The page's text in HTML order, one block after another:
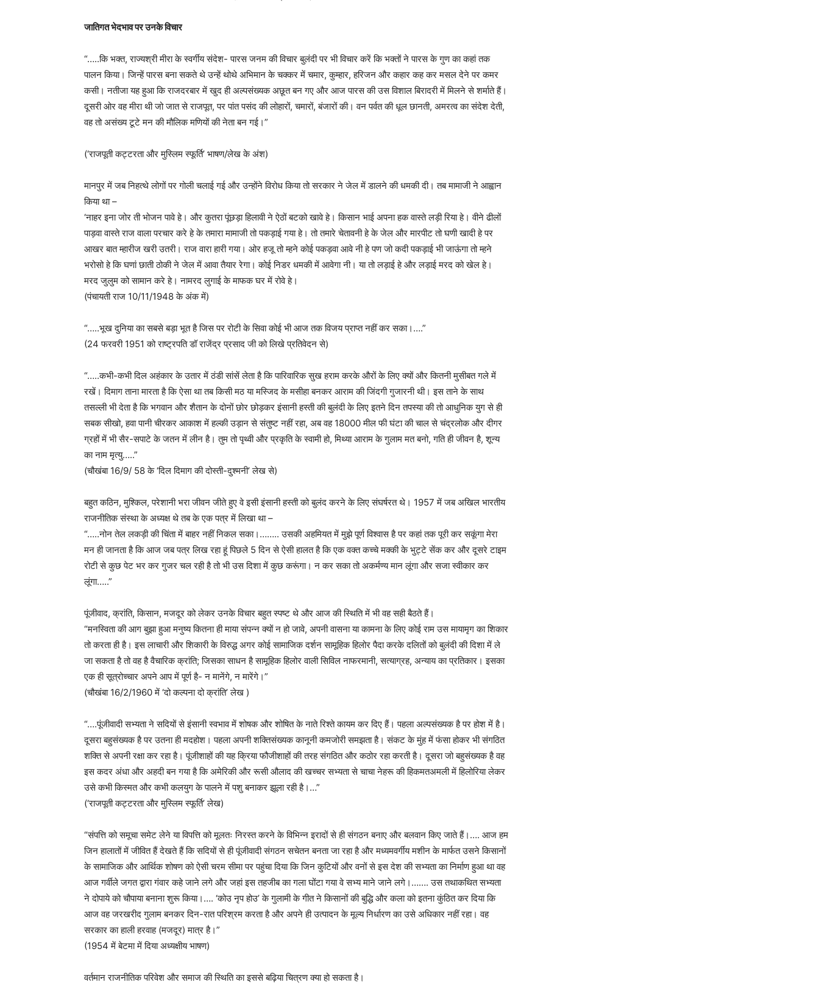
जातिगत भेदभाव पर उनके विचार
“…..कि भक्त, राज्यश्री मीरा के स्वर्गीय संदेश- पारस जनम की विचार बुलंदी पर भी विचार करें कि भक्तों ने पारस के गुण का कहां तक
पालन किया। जिन्हें पारस बना सकते थे उन्हें थोथे अभिमान के चक्कर में चमार, कुम्हार, हरिजन और कहार कह कर मसल देने पर कमर
कसी। नतीजा यह हुआ कि राजदरबार में खुद ही अल्पसंख्यक अछूत बन गए और आज पारस की उस विशाल बिरादरी में मिलने से शर्माते हैं।
दूसरी ओर वह मीरा थी जो जात से राजपूत, पर पांत पसंद की लोहारों, चमारों, बंजारों की। वन पर्वत की धूल छानती, अमरत्व का संदेश देती,
वह तो असंख्य टूटे मन की मौलिक मणियों की नेता बन गई।”
(‘राजपूती कट्टरता और मुस्लिम स्फूर्ति’ भाषण/लेख के अंश)
मानपुर में जब निहत्थे लोगों पर गोली चलाई गई और उन्होंने विरोध किया तो सरकार ने जेल में डालने की धमकी दी। तब मामाजी ने आह्वान
किया था –
‘नाहर इना जोर ती भोजन पावे हे। और कुतरा पूंछड़ा हिलावी ने ऐठों बटको खावे हे। किसान भाई अपना हक वास्ते लड़ी रिया हे। वीने ढीलों
पाड़वा वास्ते राज वाला परचार करे हे के तमारा मामाजी तो पकड़ाई गया हे। तो तमारे चेतावनी हे के जेल और मारपीट तो घणी खादी हे पर
आखर बात म्हारीज खरी उतरी। राज वारा हारी गया। ओर हजू तो म्हने कोई पकड़वा आवे नी हे पण जो कदी पकड़ाई भी जाऊंगा तो म्हने
भरोसो हे कि घणां छाती ठोकी ने जेल में आवा तैयार रेगा। कोई निडर धमकी में आवेगा नी। या तो लड़ाई हे और लड़ाई मरद को खेल हे।
मरद जुलुम को सामान करे हे। नामरद लुगाई के माफक घर में रोवे हे।
(पंचायती राज 10/11/1948 के अंक में)
“…..भूख दुनिया का सबसे बड़ा भूत है जिस पर रोटी के सिवा कोई भी आज तक विजय प्राप्त नहीं कर सका।….”
(24 फरवरी 1951 को राष्ट्रपति डॉ राजेंद्र प्रसाद जी को लिखे प्रतिवेदन से)
“…..कभी-कभी दिल अहंकार के उतार में ठंडी सांसें लेता है कि पारिवारिक सुख हराम करके औरों के लिए क्यों और कितनी मुसीबत गले में
रखें। दिमाग ताना मारता है कि ऐसा था तब किसी मठ या मस्जिद के मसीहा बनकर आराम की जिंदगी गुजारनी थी। इस ताने के साथ
तसल्ली भी देता है कि भगवान और शैतान के दोनों छोर छोड़कर इंसानी हस्ती की बुलंदी के लिए इतने दिन तपस्या की तो आधुनिक युग से ही
सबक सीखो, हवा पानी चीरकर आकाश में हल्की उड़ान से संतुष्ट नहीं रहा, अब वह 18000 मील फी घंटा की चाल से चंद्रलोक और दीगर
ग्रहों में भी सैर-सपाटे के जतन में लीन है। तुम तो पृथ्वी और प्रकृति के स्वामी हो, मिथ्या आराम के गुलाम मत बनो, गति ही जीवन है, शून्य
का नाम मृत्यु…..”
(चौखंबा 16/9/ 58 के ‘दिल दिमाग की दोस्ती-दुश्मनी’ लेख से)
बहुत कठिन, मुश्किल, परेशानी भरा जीवन जीते हुए वे इसी इंसानी हस्ती को बुलंद करने के लिए संघर्षरत थे। 1957 में जब अखिल भारतीय
राजनीतिक संस्था के अध्यक्ष थे तब के एक पत्र में लिखा था –
“…..नोन तेल लकड़ी की चिंता में बाहर नहीं निकल सका।…….. उसकी अहमियत में मुझे पूर्ण विश्वास है पर कहां तक पूरी कर सकूंगा मेरा
मन ही जानता है कि आज जब पत्र लिख रहा हूं पिछले 5 दिन से ऐसी हालत है कि एक वक्त कच्चे मक्की के भुट्टे सेंक कर और दूसरे टाइम
रोटी से कुछ पेट भर कर गुजर चल रही है तो भी उस दिशा में कुछ करूंगा। न कर सका तो अकर्मण्य मान लूंगा और सजा स्वीकार कर
लूंगा…..”
पूंजीवाद, क्रांति, किसान, मजदूर को लेकर उनके विचार बहुत स्पष्ट थे और आज की स्थिति में भी वह सही बैठते हैं।
“मनस्विता की आग बुझा हुआ मनुष्य कितना ही माया संपन्न क्यों न हो जावे, अपनी वासना या कामना के लिए कोई राम उस मायामृग का शिकार
तो करता ही है। इस लाचारी और शिकारी के विरुद्ध अगर कोई सामाजिक दर्शन सामूहिक हिलोर पैदा करके दलितों को बुलंदी की दिशा में ले
जा सकता है तो वह है वैचारिक क्रांति; जिसका साधन है सामूहिक हिलोर वाली सिविल नाफरमानी, सत्याग्रह, अन्याय का प्रतिकार। इसका
एक ही सूत्रोच्चार अपने आप में पूर्ण है- न मानेंगे, न मारेंगे।”
(चौखंबा 16/2/1960 में ‘दो कल्पना दो क्रांति’ लेख )
“….पूंजीवादी सभ्यता ने सदियों से इंसानी स्वभाव में शोषक और शोषित के नाते रिश्ते कायम कर दिए हैं। पहला अल्पसंख्यक है पर होश में है।
दूसरा बहुसंख्यक है पर उतना ही मदहोश। पहला अपनी शक्तिसंख्यक कानूनी कमजोरी समझता है। संकट के मुंह में फंसा होकर भी संगठित
शक्ति से अपनी रक्षा कर रहा है। पूंजीशाहों की यह क्रिया फौजीशाहों की तरह संगठित और कठोर रहा करती है। दूसरा जो बहुसंख्यक है वह
इस कदर अंधा और अहदी बन गया है कि अमेरिकी और रूसी औलाद की खच्चर सभ्यता से चाचा नेहरू की हिकमतअमली में हिलोरिया लेकर
उसे कभी किस्मत और कभी कलयुग के पालने में पशु बनाकर झूला रही है।…”
(‘राजपूती कट्टरता और मुस्लिम स्फूर्ति’ लेख)
“संपत्ति को समूचा समेट लेने या विपत्ति को मूलतः निरस्त करने के विभिन्न इरादों से ही संगठन बनाए और बलवान किए जाते हैं।…. आज हम
जिन हालातों में जीवित हैं देखते हैं कि सदियों से ही पूंजीवादी संगठन सचेतन बनता जा रहा है और मध्यमवर्गीय मशीन के मार्फत उसने किसानों
के सामाजिक और आर्थिक शोषण को ऐसी चरम सीमा पर पहुंचा दिया कि जिन कुटियों और वनों से इस देश की सभ्यता का निर्माण हुआ था वह
आज गर्वीले जगत द्वारा गंवार कहे जाने लगे और जहां इस तहजीब का गला घोंटा गया वे सभ्य माने जाने लगे।……. उस तथाकथित सभ्यता
ने दोपाये को चौपाया बनाना शुरू किया।…. ‘कोउ नृप होउ’ के गुलामी के गीत ने किसानों की बुद्धि और कला को इतना कुंठित कर दिया कि
आज वह जरखरीद गुलाम बनकर दिन-रात परिश्रम करता है और अपने ही उत्पादन के मूल्य निर्धारण का उसे अधिकार नहीं रहा। वह
सरकार का हाली हरवाह (मजदूर) मात्र है।”
(1954 में बेटमा में दिया अध्यक्षीय भाषण)
वर्तमान राजनीतिक परिवेश और समाज की स्थिति का इससे बढ़िया चित्रण क्या हो सकता है।